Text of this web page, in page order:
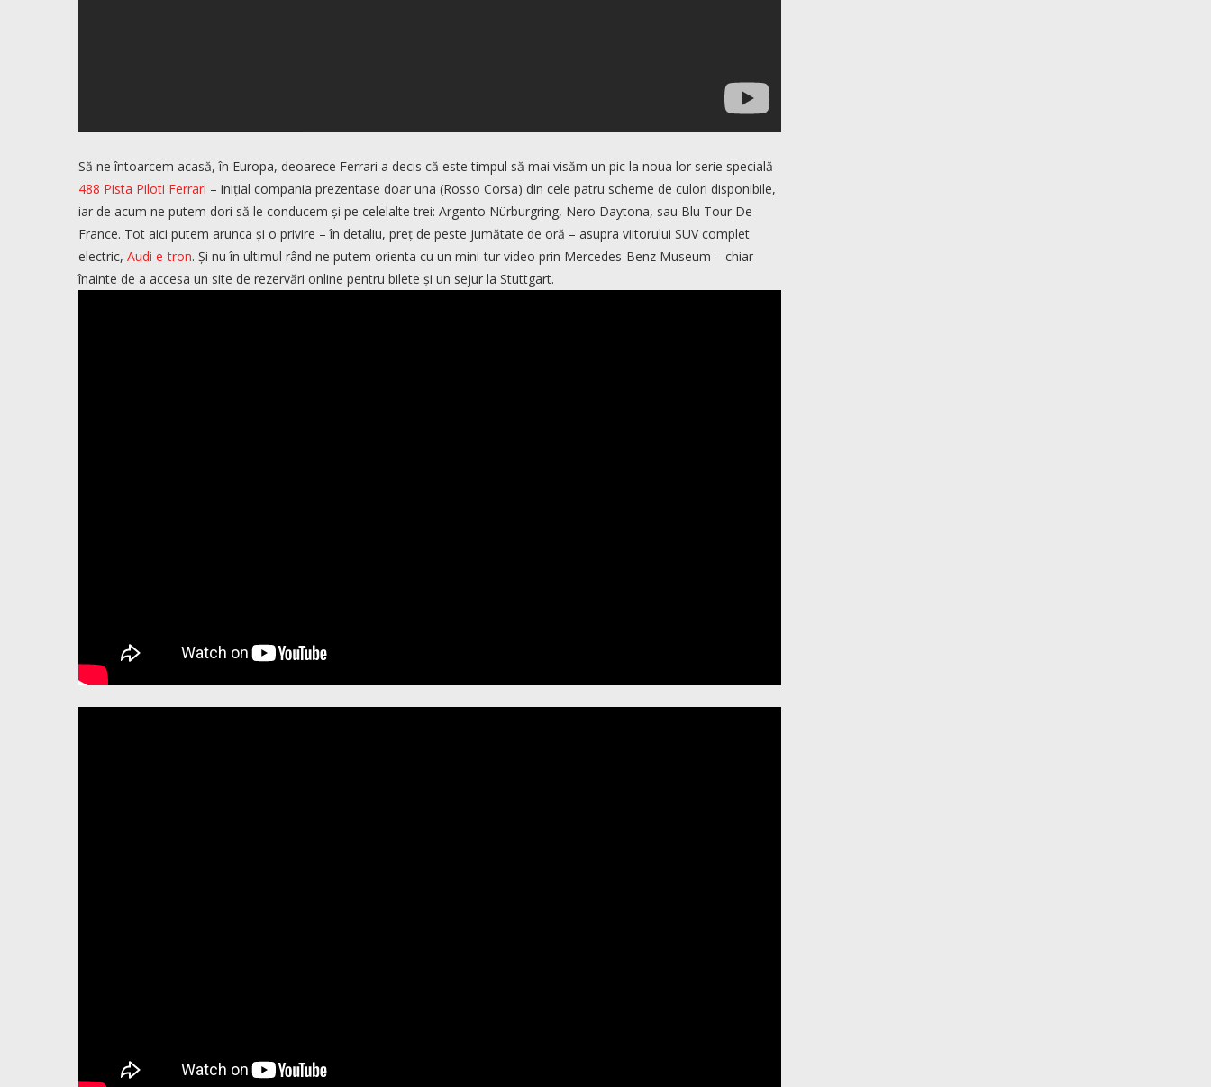
Să ne întoarcem acasă, în Europa, deoarece Ferrari a decis că este timpul să mai visăm un pic la noua lor serie specială
488 Pista Piloti Ferrari – inițial compania prezentase doar una (Rosso Corsa) din cele patru scheme de culori disponibile,
iar de acum ne putem dori să le conducem și pe celelalte trei: Argento Nürburgring, Nero Daytona, sau Blu Tour De
France. Tot aici putem arunca și o privire – în detaliu, preț de peste jumătate de oră – asupra viitorului SUV complet
electric, Audi e-tron. Și nu în ultimul rând ne putem orienta cu un mini-tur video prin Mercedes-Benz Museum – chiar
înainte de a accesa un site de rezervări online pentru bilete și un sejur la Stuttgart.